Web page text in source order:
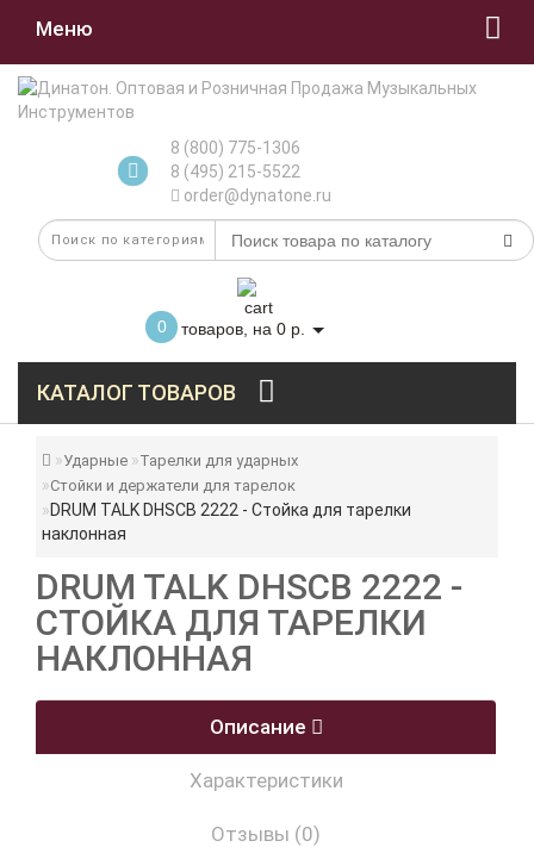
Меню
8 (800) 775-1306
8 (495) 215-5522
order@dynatone.ru
0 товаров, на 0 р.
КАТАЛОГ ТОВАРОВ
Ударные
Тарелки для ударных
Стойки и держатели для тарелок
DRUM TALK DHSCB 2222 - Стойка для тарелки
наклонная
DRUM TALK DHSCB 2222 -
СТОЙКА ДЛЯ ТАРЕЛКИ
НАКЛОННАЯ
Описание
Характеристики
Отзывы (0)